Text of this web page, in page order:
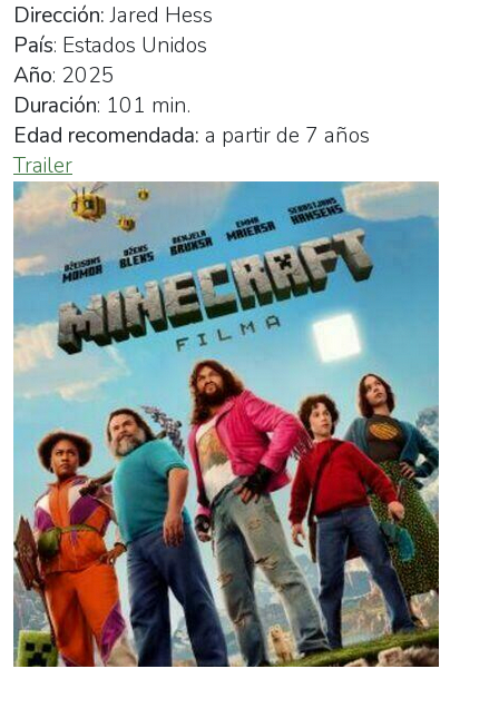
Dirección: Jared Hess
País: Estados Unidos
Año: 2025
Duración: 101 min.
Edad recomendada: a partir de 7 años
Trailer